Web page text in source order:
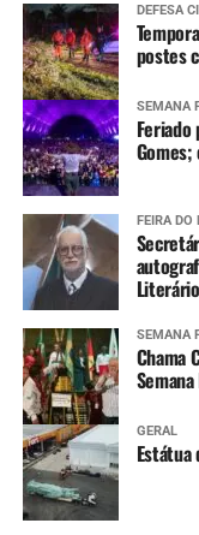
DEFESA
postes
SEMANA
FEIRA DO
Literário
SEMANA
Chama
GERAL
Estátua